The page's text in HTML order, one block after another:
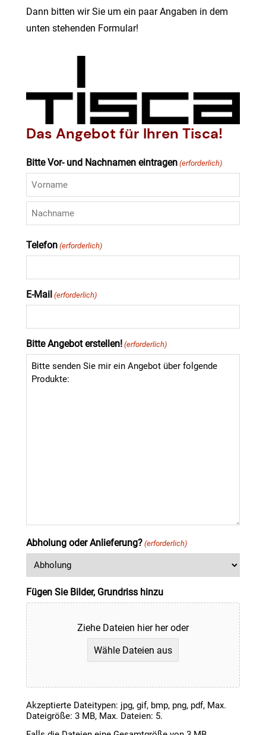
Dann bitten wir Sie um ein paar Angaben in dem
unten stehenden Formular!
Das Angebot für Ihren Tisca!
Bitte Vor- und Nachnamen eintragen (erforderlich)
Vorname
Telefon (erforderlich)
E-Mail (erforderlich)
Bitte Angebot erstellen! (erforderlich)
Abholung oder Anlieferung? (erforderlich)
Fügen Sie Bilder, Grundriss hinzu
Ziehe Dateien hier her oder
Wähle Dateien aus
Akzeptierte Dateitypen: jpg, gif, bmp, png, pdf, Max.
Dateigröße: 3 MB, Max. Dateien: 5.